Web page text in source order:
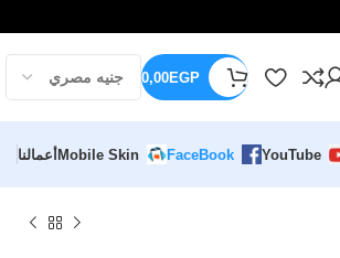
0,00EGP
YouTube
FaceBook
Mobile Skinأعمالنا